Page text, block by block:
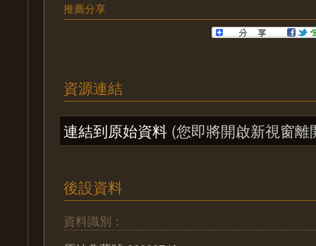
推薦分享
資源連結
連結到原始資料 (您即將開啟新視窗離
後設資料
資料識別：